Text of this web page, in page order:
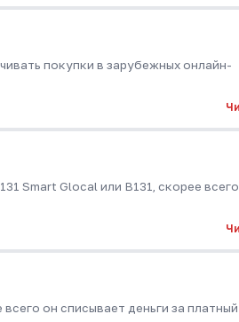
покупки в зарубежных онлайн-
Smart Glocal или B131, скорее
он списывает деньги за платный